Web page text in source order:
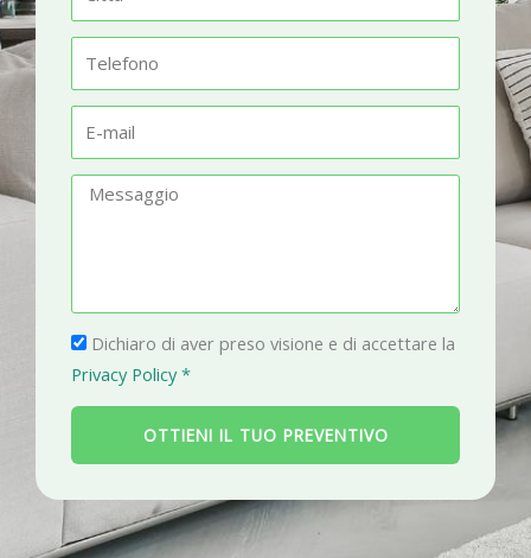
t
à
l
fm
a
g
g
i
P
r
i
a
c
Dichiaro di aver preso visione e di accettare la
Privacy Policy *
OTTIENI IL TUO PREVENTIVO